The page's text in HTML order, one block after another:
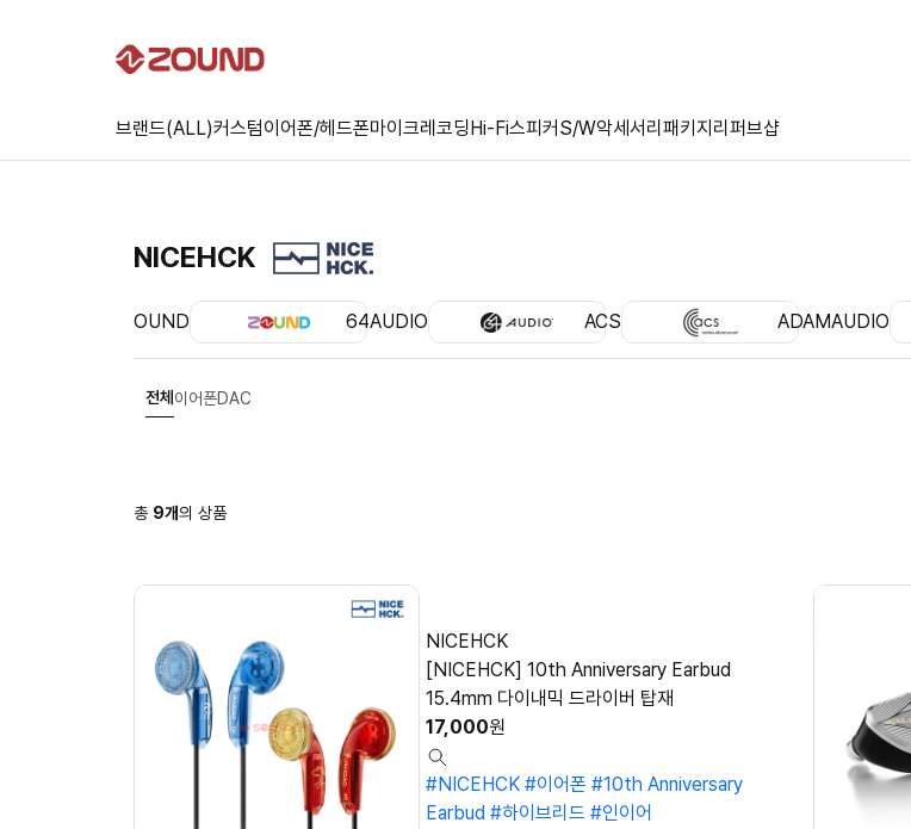
브랜드(ALL)커스텀이어폰/헤드폰마이크레코딩Hi-Fi스피커S/W악세서리 패키지리퍼브샵
NICEHCK
ZOUND 64AUDIO ACS ADAMAUDIO
전체 이어폰DAC
총 9개의 상품
NICEHCK
[NICEHCK] 10th Anniversary Earbud
15.4mm 다이내믹 드라이버 탑재
17,000원
#NICEHCK #이어폰 #10th Anniversary
Earbud #하이브리드 #인이어